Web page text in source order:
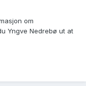
om
Yngve Nedrebø ut at